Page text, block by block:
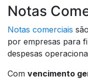
Notas
Notas comerciais são
por empresas para
despesas
Com vencimento